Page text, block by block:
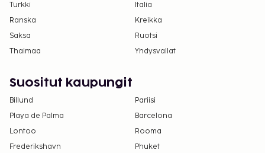
Turkki
Italia
Ranska
Kreikka
Saksa
Ruotsi
Thaimaa
Yhdysvallat
Suositut kaupungit
Billund
Pariisi
Playa de Palma
Barcelona
Lontoo
Rooma
Frederikshavn
Phuket